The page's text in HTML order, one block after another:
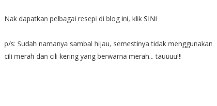
Nak dapatkan pelbagai resepi di blog ini, klik SINI
p/s: Sudah namanya sambal hijau, semestinya tidak menggunakan
cili merah dan cili kering yang berwarna merah... tauuuu!!!